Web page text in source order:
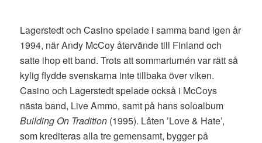
Lagerstedt och Casino spelade i samma band igen år
1994, när Andy McCoy återvände till Finland och
satte ihop ett band. Trots att sommarturnén var rätt så
kylig flydde svenskarna inte tillbaka över viken.
Casino och Lagerstedt spelade också i McCoys
nästa band, Live Ammo, samt på hans soloalbum
Building On Tradition (1995). Låten ’Love & Hate’,
som krediteras alla tre gemensamt, bygger på